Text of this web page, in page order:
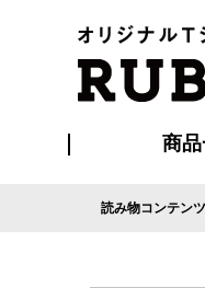
商
読み物コンテンツ